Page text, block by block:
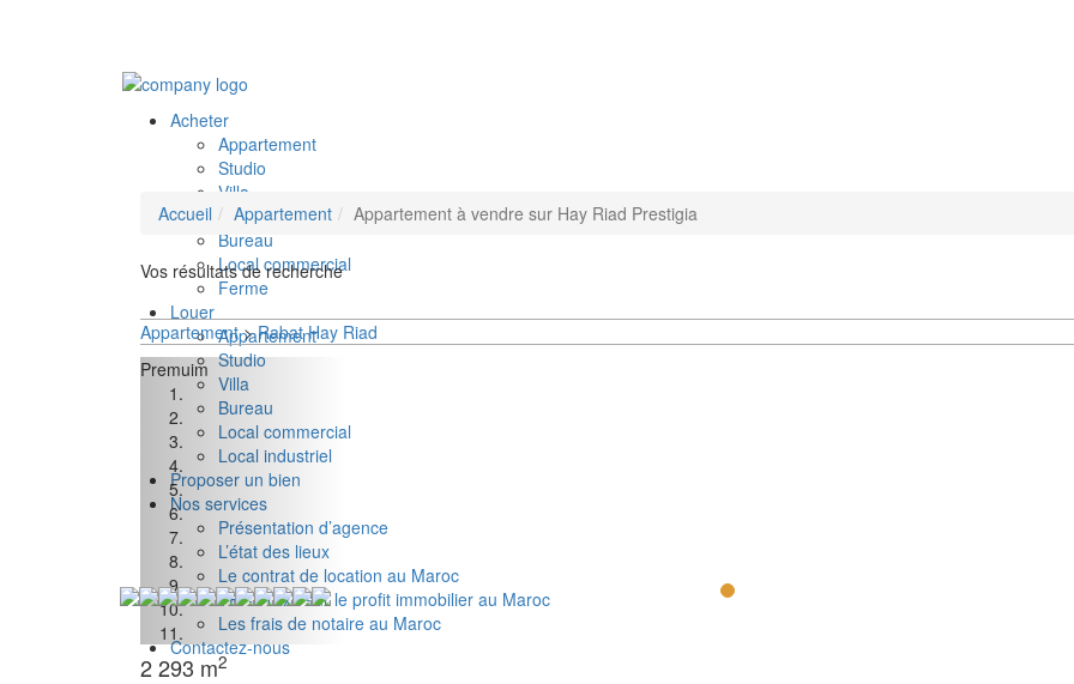
Acheter
Appartement
Studio
Villa
Terrain
Bureau
Local commercial
Ferme
Louer
Appartement
Studio
Villa
Bureau
Local commercial
Local industriel
Proposer un bien
Nos services
Présentation d’agence
L’état des lieux
Le contrat de location au Maroc
TPI – Taxe sur le profit immobilier au Maroc
Les frais de notaire au Maroc
Contactez-nous
Accueil Appartement Appartement à vendre sur Hay Riad Prestigia
Vos résultats de recherche
Appartement>Rabat Hay Riad
Premuim
2293 m2